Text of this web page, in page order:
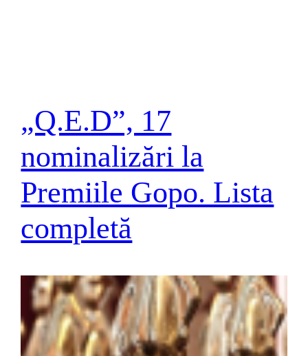
„Q.E.D”, 17
nominalizări la
Premiile Gopo. Lista
completă